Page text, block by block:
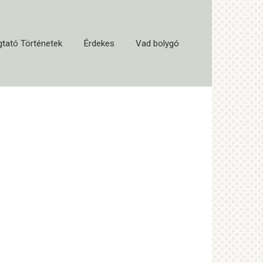
Történetek Érdekes Vad bolygó